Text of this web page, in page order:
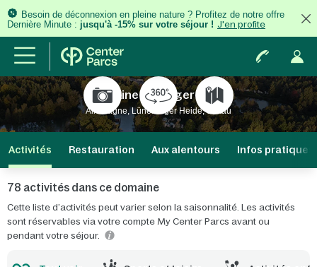
Besoin de déconnexion en pleine nature ? Profitez de notre offre
Dernière Minute : jusqu'à -15% sur votre séjour ! J'en profite
Domaine Bispinger Heide
Allemagne, Lüneburger Heide, Soltau
Activités Restauration Aux alentours Infos pratiques
78 activités dans ce domaine
Cette liste d’activités peut varier selon la saisonnalité. Les activités
sont réservables via votre compte My Center Parcs avant ou
pendant votre séjour.